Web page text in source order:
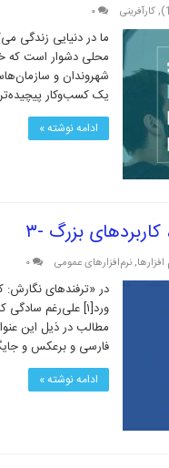
,کارآفرینی ۰
ما در دنیایی زندگی
محلی دشوار است که
یک کسب‌وکار
ادامه نوشته »
بزرگ -۳
افزارها,نرم‌افزارهای عمومی ۰
در «ترفندهای نگارش:
ورد[۱] علی‌رغم
مطالب در ذیل این
فارسی و برعکس و
ادامه نوشته »